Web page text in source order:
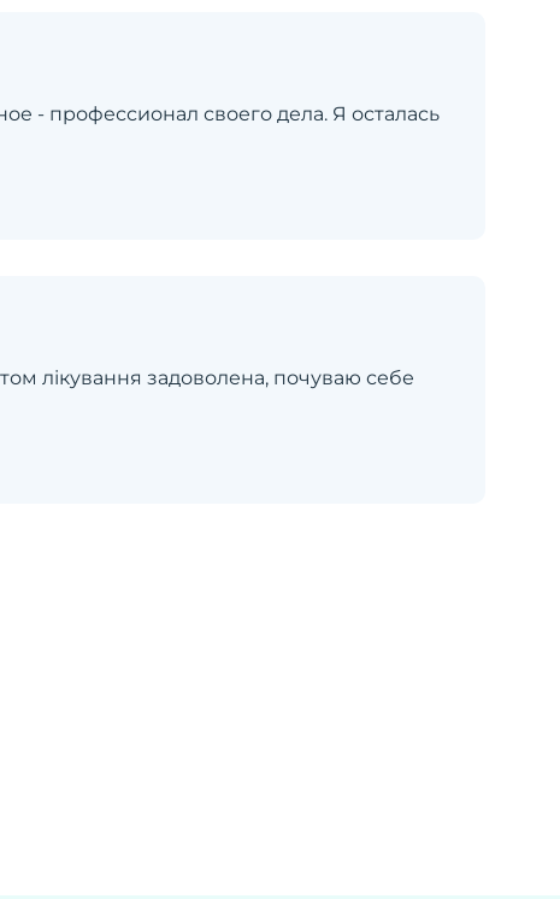
- профессионал своего дела. Я осталась
лікування задоволена, почуваю себе